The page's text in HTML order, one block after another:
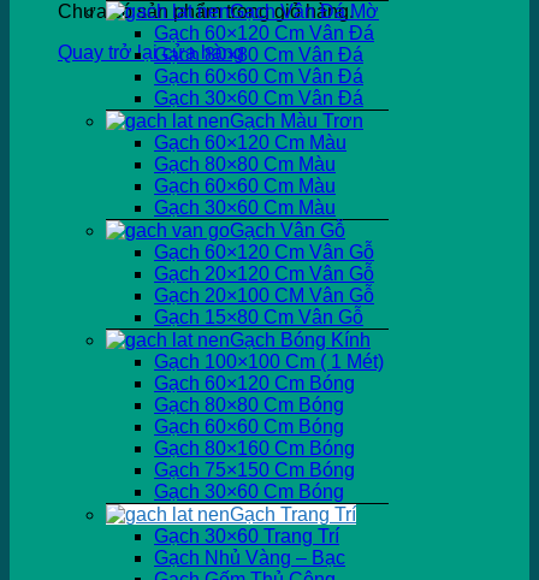
Chưa có sản phẩm trong giỏ hàng.
Quay trở lại cửa hàng
Gạch Vân Đá Mờ
Gạch 60×120 Cm Vân Đá
Gạch 80×80 Cm Vân Đá
Gạch 60×60 Cm Vân Đá
Gạch 30×60 Cm Vân Đá
Gạch Màu Trơn
Gạch 60×120 Cm Màu
Gạch 80×80 Cm Màu
Gạch 60×60 Cm Màu
Gạch 30×60 Cm Màu
Gạch Vân Gỗ
Gạch 60×120 Cm Vân Gỗ
Gạch 20×120 Cm Vân Gỗ
Gạch 20×100 CM Vân Gỗ
Gạch 15×80 Cm Vân Gỗ
Gạch Bóng Kính
Gạch 100×100 Cm ( 1 Mét)
Gạch 60×120 Cm Bóng
Gạch 80×80 Cm Bóng
Gạch 60×60 Cm Bóng
Gạch 80×160 Cm Bóng
Gạch 75×150 Cm Bóng
Gạch 30×60 Cm Bóng
Gạch Trang Trí
Gạch 30×60 Trang Trí
Gạch Nhủ Vàng – Bạc